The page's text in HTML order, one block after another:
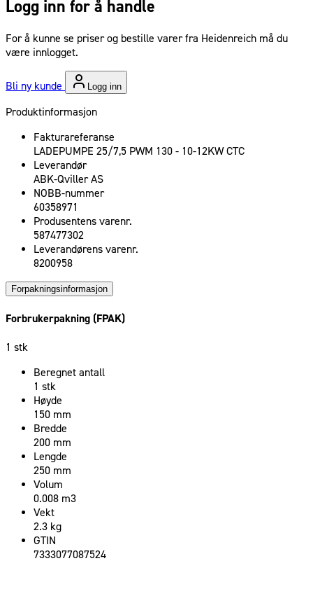
Logg inn for å handle
For å kunne se priser og bestille varer fra Heidenreich må du
være innlogget.
Bli ny kunde Logg inn
Produktinformasjon
Fakturareferanse
LADEPUMPE 25/7,5 PWM 130 - 10-12KW CTC
Leverandør
ABK-Qviller AS
NOBB-nummer
60358971
Produsentens varenr.
587477302
Leverandørens varenr.
8200958
Forpakningsinformasjon
Forbrukerpakning (FPAK)
1 stk
Beregnet antall
1 stk
Høyde
150 mm
Bredde
200 mm
Lengde
250 mm
Volum
0.008 m3
Vekt
2.3 kg
GTIN
7333077087524